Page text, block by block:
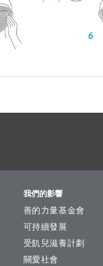
我們的影響
善的力量基金會
可持續發展
受飢兒滋養計劃
關愛社會